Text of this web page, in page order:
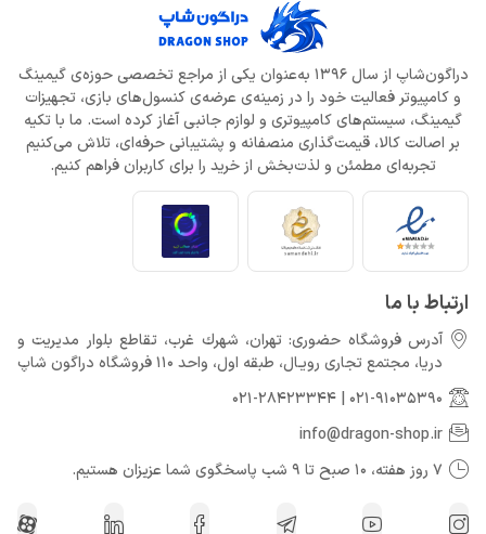
دراگون‌شاپ از سال 1396 به‌عنوان یکی از مراجع تخصصی حوزه‌ی گیمینگ
و کامپیوتر فعالیت خود را در زمینه‌ی عرضه‌ی کنسول‌های بازی، تجهیزات
گیمینگ، سیستم‌های کامپیوتری و لوازم جانبی آغاز کرده است. ما با تکیه
بر اصالت کالا، قیمت‌گذاری منصفانه و پشتیبانی حرفه‌ای، تلاش می‌کنیم
تجربه‌ای مطمئن و لذت‌بخش از خرید را برای کاربران فراهم کنیم.
ارتباط با ما
آدرس فروشگاه حضوری: تهران، شهرك غرب، تقاطع بلوار مدیریت و
دريا، مجتمع تجارى رويـال، طبقه اول، واحد 110 فروشگاه دراگون شاپ
021-91035390
|
021-28423344
info@dragon-shop.ir
7 روز هفته، 10 صبح تا 9 شب پاسخگوی شما عزیزان هستیم.